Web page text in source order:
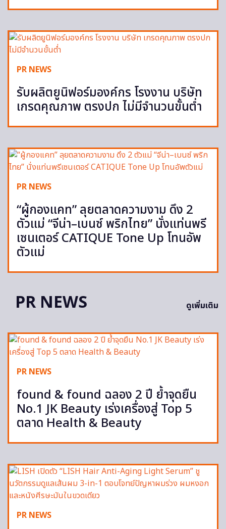
PR NEWS
รับผลิตยูนิฟอร์มองค์กร โรงงาน บริษัท
เกรดคุณภาพ ตรงปก ไม่มีจำนวนขั้นต่ำ
PR NEWS
“ผู้กองแคท” ลุยตลาดความงาม ดึง 2
ตัวแม่ “จีน่า–เบนซ์ พริกไทย” นั่งแท่นพรี
เซนเตอร์ CATIQUE Tone Up โทนอัพ
ตัวแม่
PR NEWS ดูเพิ่มเติม
PR NEWS
found & found ฉลอง 2 ปี ย้ำจุดยืน
No.1 JK Beauty เร่งเครื่องสู่ Top 5
ตลาด Health & Beauty
PR NEWS